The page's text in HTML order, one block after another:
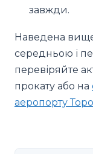
завжди.
Наведена
середньою і
перевіряйте
прокату або на
аеропорту